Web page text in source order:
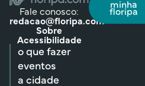
Fale conosco:
redacao@floripa.com
Sobre
Acessibilidade
minha
floripa
o que fazer
eventos
a cidade